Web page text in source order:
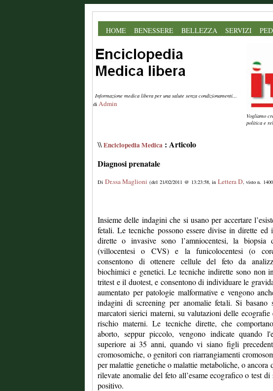
HOME BENESSERE BELLEZZA SERVIZI
Informazione medica libera per una salute senza condizionamenti...
di Admin
Vogliamo
politica e
\\Enciclopedia Medica : Articolo
Diagnosi prenatale
Di Dr.ssa Maglioni (del 21/02/2011 @ 13:23:58, in Lettera D, visto n.
Insieme delle indagini che si usano per accertare
fetali. Le tecniche possono essere divise in dirette ed
dirette o invasive sono l’amniocentesi, la
(villocentesi o CVS) e la funicolocentesi (o
consentono di ottenere cellule del feto da
biochimici e genetici. Le tecniche indirette sono non
tritest e il duotest, e consentono di individuare le
aumentato per patologie malformative e vengono
indagini di screening per anomalie fetali. Si basano
marcatori sierici materni, su valutazioni delle
rischio materni. Le tecniche dirette, che
aborto, seppur piccolo, vengono indicate quando
superiore ai 35 anni, quando vi siano figli
cromosomiche, o genitori con riarrangiamenti
per malattie genetiche o malattie metaboliche, o ancora
rilevate anomalie del feto all’esame ecografico o test
positivo.